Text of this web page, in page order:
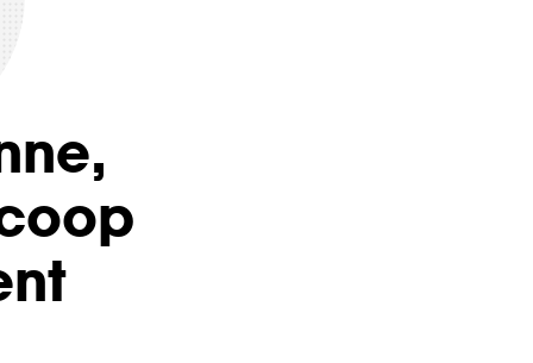
Vous souhaitez placer votre épargne au
service de la transition énergétique ?